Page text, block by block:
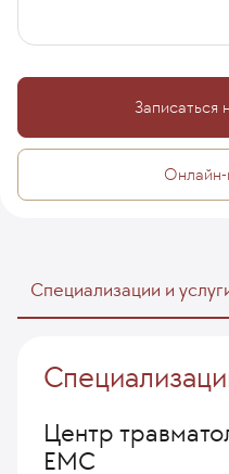
Записаться
Онлайн-
Специализации и
Центр
EMC